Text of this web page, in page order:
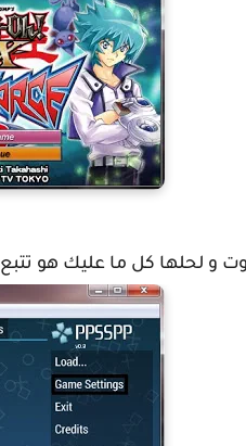
و لحلها كل ما عليك هو تتبع